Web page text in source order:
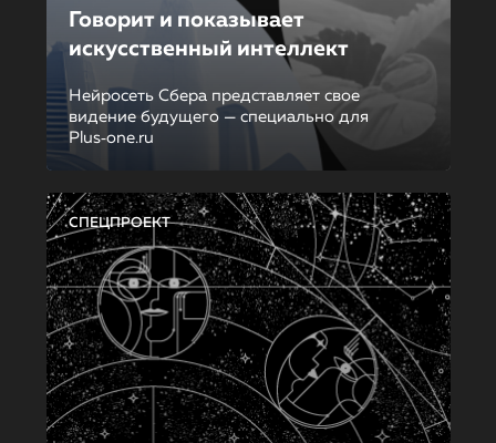
Говорит и показывает
искусственный интеллект
Нейросеть Сбера представляет свое
видение будущего — специально для
Plus‑one.ru
СПЕЦПРОЕКТ